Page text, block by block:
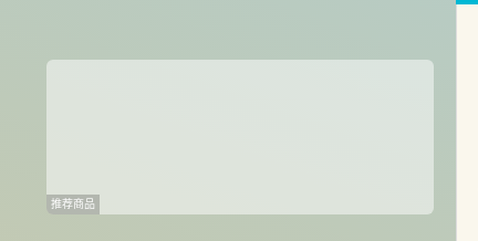
推荐商品